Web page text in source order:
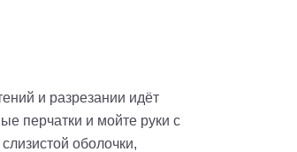
и разрезании идёт
перчатки и мойте руки с
оболочки,